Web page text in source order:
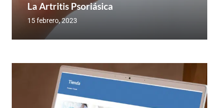
La Artritis Psoriásica
15 febrero, 2023